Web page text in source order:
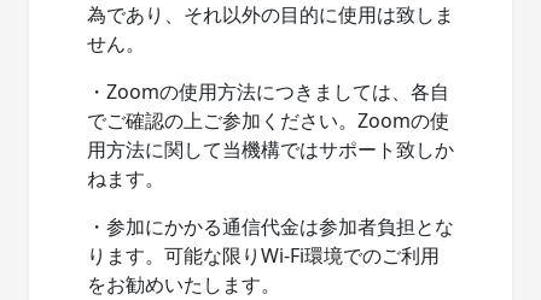
為であり、それ以外の目的に使用は致しま
せん。
・Zoomの使用方法につきましては、各自
でご確認の上ご参加ください。Zoomの使
用方法に関して当機構ではサポート致しか
ねます。
・参加にかかる通信代金は参加者負担とな
ります。可能な限りWi-Fi環境でのご利用
をお勧めいたします。